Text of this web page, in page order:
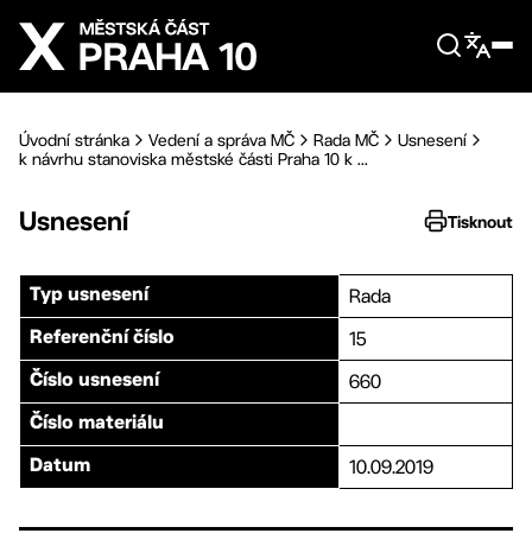
Přejít na hlavní obsah
Úvodní stránka Vedení a správa MČ Rada MČ
Usnesení
k návrhu stanoviska městské části Praha 10 k ...
Usnesení Tisknout
Typ usnesení Rada
Referenční číslo 15
Číslo usnesení 660
Číslo materiálu
Datum 10.09.2019